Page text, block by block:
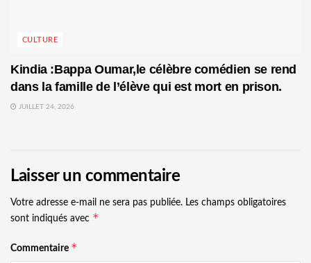
CULTURE
Kindia :Bappa Oumar,le célèbre comédien se rend
dans la famille de l’élève qui est mort en prison.
JUILLET 24, 2026
Laisser un commentaire
Votre adresse e-mail ne sera pas publiée. Les champs obligatoires
sont indiqués avec *
Commentaire *